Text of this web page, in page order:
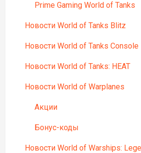
Prime Gaming World of Tanks
Новости World of Tanks Blitz
Новости World of Tanks Console
Новости World of Tanks: HEAT
Новости World of Warplanes
Акции
Бонус-коды
Новости World of Warships: